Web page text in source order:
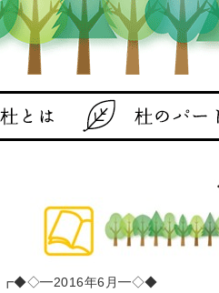
┏◆◇━2016年6月━◇◆